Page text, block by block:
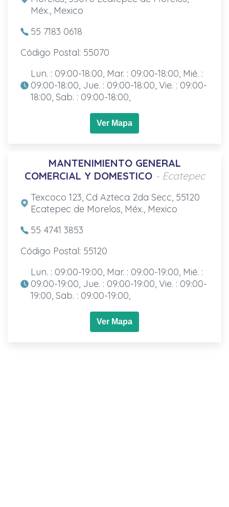
Méx., Mexico
55 7183 0618
Código Postal: 55070
Lun. : 09:00-18:00, Mar. : 09:00-18:00, Mié. :
09:00-18:00, Jue. : 09:00-18:00, Vie. : 09:00-
18:00, Sab. : 09:00-18:00,
Ver Mapa
MANTENIMIENTO GENERAL
COMERCIAL Y DOMESTICO - Ecatepec
Texcoco 123, Cd Azteca 2da Secc, 55120
Ecatepec de Morelos, Méx., Mexico
55 4741 3853
Código Postal: 55120
Lun. : 09:00-19:00, Mar. : 09:00-19:00, Mié. :
09:00-19:00, Jue. : 09:00-19:00, Vie. : 09:00-
19:00, Sab. : 09:00-19:00,
Ver Mapa